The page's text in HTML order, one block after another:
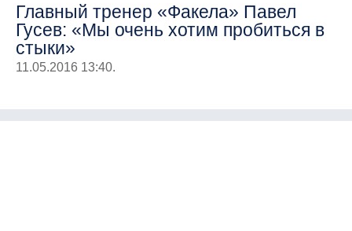
Главный тренер «Факела» Павел
Гусев: «Мы очень хотим пробиться в
стыки»
11.05.2016 13:40.